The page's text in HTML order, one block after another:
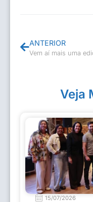
ANTERIOR
Veja
15/07/2026